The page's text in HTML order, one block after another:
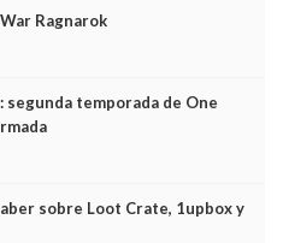
Ragnarok
segunda temporada de One
sobre Loot Crate, 1upbox y